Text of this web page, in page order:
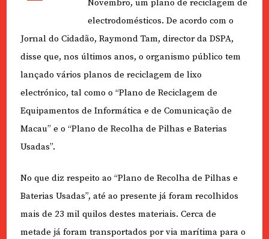
Novembro, um plano de reciclagem de
electrodomésticos. De acordo com o
Jornal do Cidadão, Raymond Tam, director da DSPA,
disse que, nos últimos anos, o organismo público tem
lançado vários planos de reciclagem de lixo
electrónico, tal como o “Plano de Reciclagem de
Equipamentos de Informática e de Comunicação de
Macau” e o “Plano de Recolha de Pilhas e Baterias
Usadas”.
No que diz respeito ao “Plano de Recolha de Pilhas e
Baterias Usadas”, até ao presente já foram recolhidos
mais de 23 mil quilos destes materiais. Cerca de
metade já foram transportados por via marítima para o